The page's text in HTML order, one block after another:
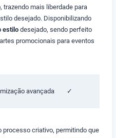
mais liberdade para
desejado. Disponibilizando
estilo desejado, sendo perfeito
promocionais para eventos
avançada ✓
criativo, permitindo que